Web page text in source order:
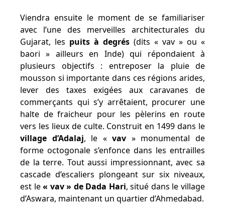
Viendra ensuite le moment de se familiariser
avec l’une des merveilles architecturales du
Gujarat, les puits à degrés (dits « vav » ou «
baori » ailleurs en Inde) qui répondaient à
plusieurs objectifs : entreposer la pluie de
mousson si importante dans ces régions arides,
lever des taxes exigées aux caravanes de
commerçants qui s’y arrêtaient, procurer une
halte de fraicheur pour les pèlerins en route
vers les lieux de culte. Construit en 1499 dans le
village d’Adalaj, le «vav » monumental de
forme octogonale s’enfonce dans les entrailles
de la terre. Tout aussi impressionnant, avec sa
cascade d’escaliers plongeant sur six niveaux,
est le« vav » de Dada Hari, situé dans le village
d’Aswara, maintenant un quartier d’Ahmedabad.